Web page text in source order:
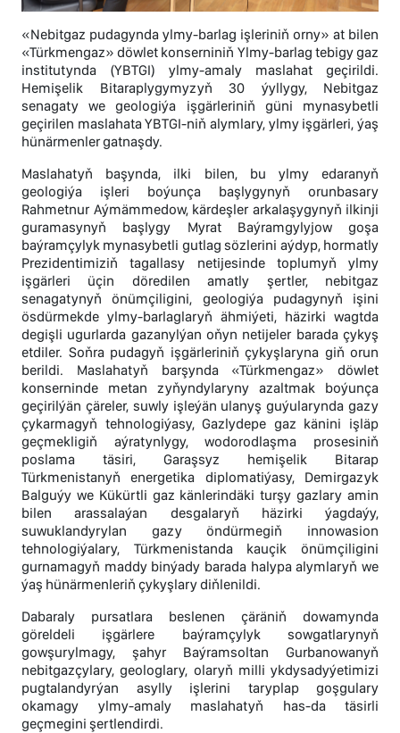
«Nebitgaz pudagynda ylmy-barlag işleriniň orny» at bilen
«Türkmengaz» döwlet konserniniň Ylmy-barlag tebigy gaz
institutynda (YBTGI) ylmy-amaly maslahat geçirildi.
Hemişelik Bitaraplygymyzyň 30 ýyllygy, Nebitgaz
senagaty we geologiýa işgärleriniň güni mynasybetli
geçirilen maslahata YBTGI-niň alymlary, ylmy işgärleri, ýaş
hünärmenler gatnaşdy.
Maslahatyň başynda, ilki bilen, bu ylmy edaranyň
geologiýa işleri boýunça başlygynyň orunbasary
Rahmetnur Aýmämmedow, kärdeşler arkalaşygynyň ilkinji
guramasynyň başlygy Myrat Baýramgylyjow goşa
baýramçylyk mynasybetli gutlag sözlerini aýdyp, hormatly
Prezidentimiziň tagallasy netijesinde toplumyň ylmy
işgärleri üçin döredilen amatly şertler, nebitgaz
senagatynyň önümçiligini, geologiýa pudagynyň işini
ösdürmekde ylmy-barlaglaryň ähmiýeti, häzirki wagtda
degişli ugurlarda gazanylýan oňyn netijeler barada çykyş
etdiler. Soňra pudagyň işgärleriniň çykyşlaryna giň orun
berildi. Maslahatyň barşynda «Türkmengaz» döwlet
konserninde metan zyňyndylaryny azaltmak boýunça
geçirilýän çäreler, suwly işleýän ulanyş guýularynda gazy
çykarmagyň tehnologiýasy, Gazlydepe gaz känini işläp
geçmekligiň aýratynlygy, wodorodlaşma prosesiniň
poslama täsiri, Garaşsyz hemişelik Bitarap
Türkmenistanyň energetika diplomatiýasy, Demirgazyk
Balguýy we Kükürtli gaz känlerindäki turşy gazlary amin
bilen arassalaýan desgalaryň häzirki ýagdaýy,
suwuklandyrylan gazy öndürmegiň innowasion
tehnologiýalary, Türkmenistanda kauçik önümçiligini
gurnamagyň maddy binýady barada halypa alymlaryň we
ýaş hünärmenleriň çykyşlary diňlenildi.
Dabaraly pursatlara beslenen çäräniň dowamynda
göreldeli işgärlere baýramçylyk sowgatlarynyň
gowşurylmagy, şahyr Baýramsoltan Gurbanowanyň
nebitgazçylary, geologlary, olaryň milli ykdysadyýetimizi
pugtalandyrýan asylly işlerini taryplap goşgulary
okamagy ylmy-amaly maslahatyň has-da täsirli
geçmegini şertlendirdi.